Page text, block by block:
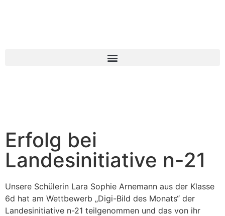
Erfolg bei
Landesinitiative n-21
Unsere Schülerin Lara Sophie Arnemann aus der Klasse
6d hat am Wettbewerb „Digi-Bild des Monats“ der
Landesinitiative n-21 teilgenommen und das von ihr